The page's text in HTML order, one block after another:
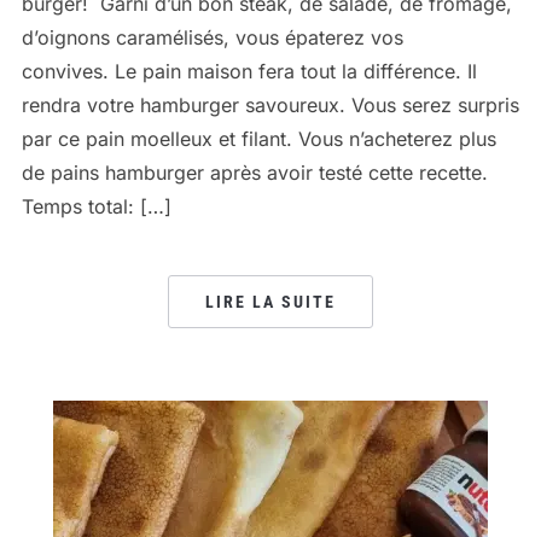
d’oignons caramélisés, vous épaterez vos
convives. Le pain maison fera tout la différence. Il
rendra votre hamburger savoureux. Vous serez surpris
par ce pain moelleux et filant. Vous n’acheterez plus
de pains hamburger après avoir testé cette recette.
Temps total: […]
LIRE LA SUITE